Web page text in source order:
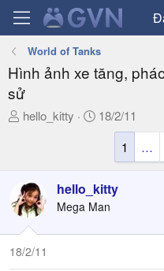
World of Tanks
Hình ảnh xe tăng,
sử
T
a
d
s
t
a
hello_kitty
N
g
ử
i
18/2/11
1
…
hello_kitty
Mega Man
18/2/11